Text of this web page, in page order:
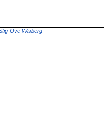
Ove Wisberg